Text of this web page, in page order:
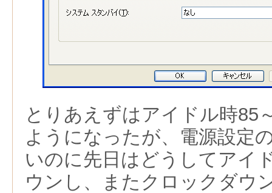
とりあえずはアイドル時85
ようになったが、電源設定
いのに先日はどうしてアイ
ウンし、またクロックダウ